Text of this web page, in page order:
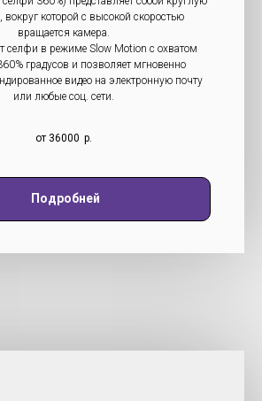
которой с высокой скоростью
вращается камера.
селфи в режиме Slow Motion с охватом
градусов и позволяет мгновенно
видео на электронную почту
или любые соц. сети.
от 36000 р.
Подробней